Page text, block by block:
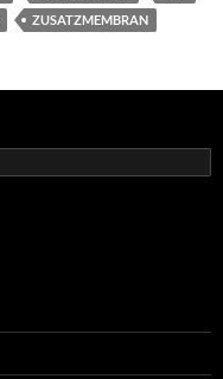
ZUSATZMEMBRAN